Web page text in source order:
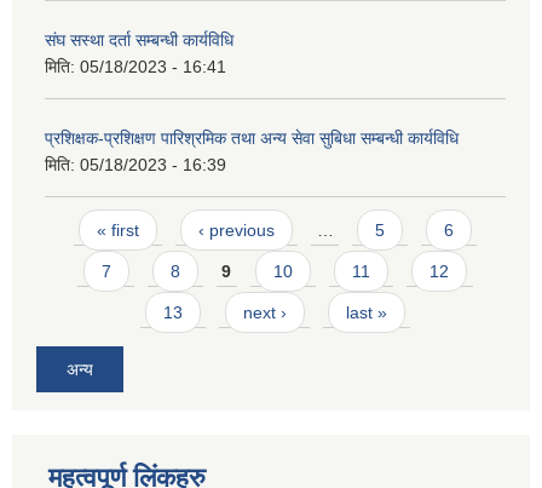
संघ सस्था दर्ता सम्बन्धी कार्यविधि
मिति: 05/18/2023 - 16:41
प्रशिक्षक-प्रशिक्षण पारिश्रमिक तथा अन्य सेवा सुबिधा सम्बन्धी कार्यविधि
मिति: 05/18/2023 - 16:39
Pages
« first ‹ previous … 5 6
7 8 9 10 11 12
13 next › last »
अन्य
महत्वपूर्ण लिंकहरु